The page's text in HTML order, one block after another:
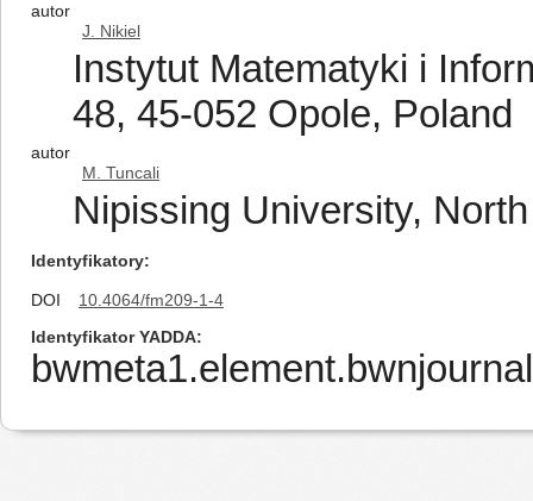
autor
J. Nikiel
Instytut Matematyki i
48, 45-052 Opole, Poland
autor
M. Tuncali
Nipissing University,
Identyfikatory
DOI
10.4064/fm209-1-4
Identyfikator YADDA